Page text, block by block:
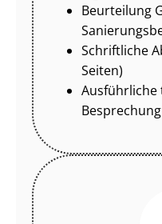
Beurteilung
Schriftliche
Seiten)
Ausführliche